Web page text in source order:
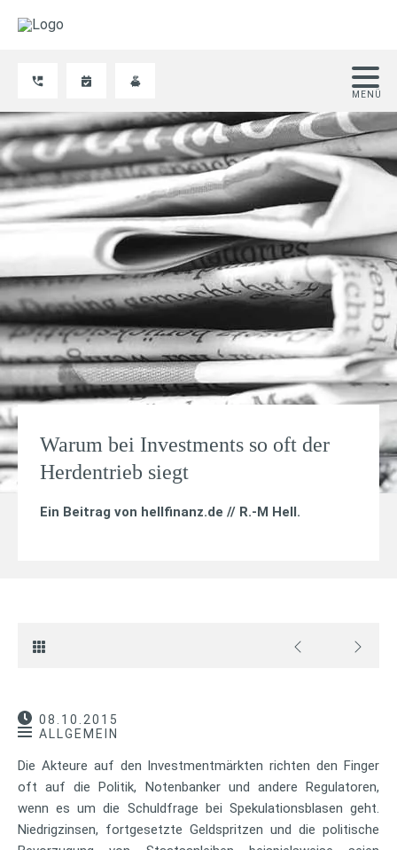
Warum bei Investments so oft der
Herdentrieb siegt
Ein Beitrag von hellfinanz.de // R.-M Hell.
08.10.2015
ALLGEMEIN
Die Akteure auf den Investmentmärkten richten den Finger
oft auf die Politik, Notenbanker und andere Regulatoren,
wenn es um die Schuldfrage bei Spekulationsblasen geht.
Niedrigzinsen, fortgesetzte Geldspritzen und die politische